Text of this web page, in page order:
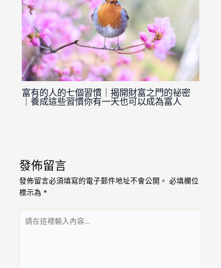
富有的人的七個習慣｜揭開財富之門的祕密
｜養成這些習慣你有一天也可以成為富人
發佈留言
發佈留言必須填寫的電子郵件地址不會公開。 必填欄位
標示為 *
在